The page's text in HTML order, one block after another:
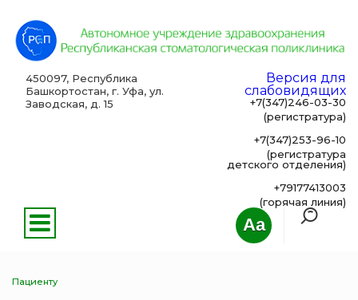
Aa
450097, Республика
Башкортостан, г. Уфа, ул.
Заводская, д. 15
Версия для
слабовидящих
+7(347)246-03-30
(регистратура)
+7(347)253-96-10
(регистратура
детского отделения)
+79177413003
(горячая линия)
Пациенту